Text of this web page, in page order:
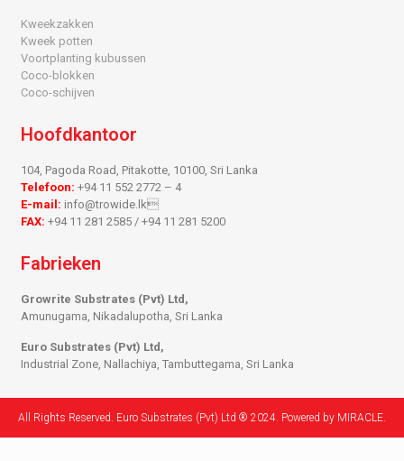
Kweekzakken
Kweek potten
Voortplanting kubussen
Coco-blokken
Coco-schijven
Hoofdkantoor
104, Pagoda Road, Pitakotte, 10100, Sri Lanka
Telefoon: +94 11 552 2772 – 4
E-mail: info@trowide.lk
FAX: +94 11 281 2585 / +94 11 281 5200
Fabrieken
Growrite Substrates (Pvt) Ltd,
Amunugama, Nikadalupotha, Sri Lanka
Euro Substrates (Pvt) Ltd,
Industrial Zone, Nallachiya, Tambuttegama, Sri Lanka
All Rights Reserved. Euro Substrates (Pvt) Ltd ® 2024. Powered by MIRACLE.